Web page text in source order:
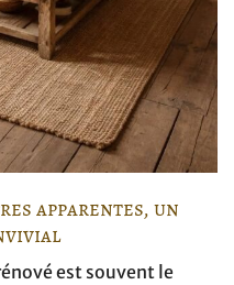
apparentes, un
est souvent le